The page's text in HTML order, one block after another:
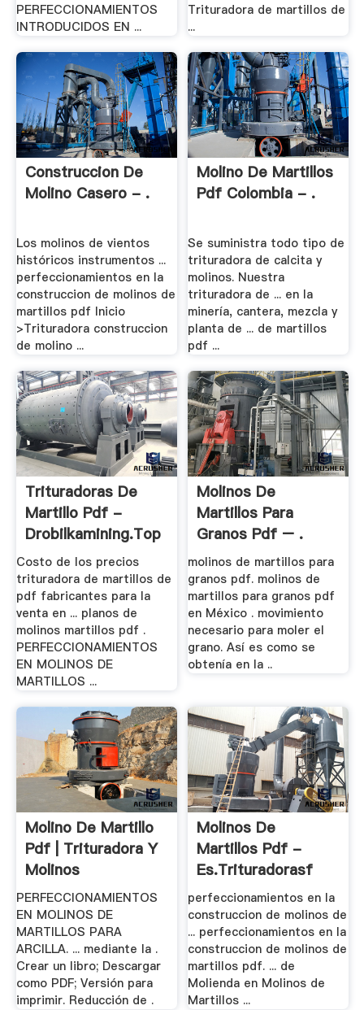
PERFECCIONAMIENTOS
INTRODUCIDOS EN ...
Trituradora de martillos de
...
Construccion De
Molino Casero - .
Los molinos de vientos
históricos instrumentos ...
perfeccionamientos en la
construccion de molinos de
martillos pdf Inicio
>Trituradora construccion
de molino ...
Molino De Martillos
Pdf Colombia - .
Se suministra todo tipo de
trituradora de calcita y
molinos. Nuestra
trituradora de ... en la
minería, cantera, mezcla y
planta de ... de martillos
pdf ...
Trituradoras De
Martillo Pdf -
Drobilkamining.top
Costo de los precios
trituradora de martillos de
pdf fabricantes para la
venta en ... planos de
molinos martillos pdf .
PERFECCIONAMIENTOS
EN MOLINOS DE
MARTILLOS ...
Molinos De
Martillos Para
Granos Pdf – .
molinos de martillos para
granos pdf. molinos de
martillos para granos pdf
en México . movimiento
necesario para moler el
grano. Así es como se
obtenía en la ..
Molino De Martillo
Pdf | Trituradora Y
Molinos
PERFECCIONAMIENTOS
EN MOLINOS DE
MARTILLOS PARA
ARCILLA. ... mediante la .
Crear un libro; Descargar
como PDF; Versión para
imprimir. Reducción de .
Molinos De
Martillos Pdf -
Es.trituradorasf
perfeccionamientos en la
construccion de molinos de
... perfeccionamientos en la
construccion de molinos de
martillos pdf. ... de
Molienda en Molinos de
Martillos ...